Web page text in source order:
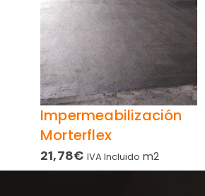
Impermeabilización
Morterflex
21,78€ IVA Incluido m2